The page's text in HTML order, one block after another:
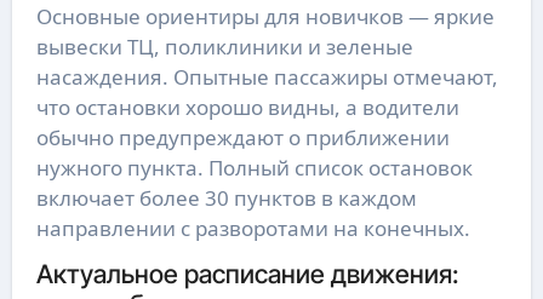
Основные ориентиры для новичков — яркие
вывески ТЦ, поликлиники и зеленые
насаждения. Опытные пассажиры отмечают,
что остановки хорошо видны, а водители
обычно предупреждают о приближении
нужного пункта. Полный список остановок
включает более 30 пунктов в каждом
направлении с разворотами на конечных.
Актуальное расписание движения: